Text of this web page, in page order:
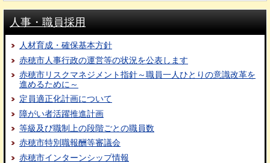
人事・職員採用
人材育成・確保基本方針
赤穂市人事行政の運営等の状況を公表します
赤穂市リスクマネジメント指針～職員一人ひとりの意識改革を
進めるために～
定員適正化計画について
障がい者活躍推進計画
等級及び職制上の段階ごとの職員数
赤穂市特別職報酬等審議会
赤穂市インターンシップ情報